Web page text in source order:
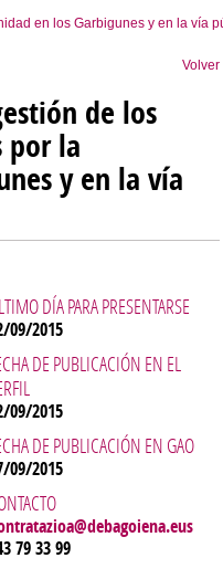
en los Garbigunes y en la vía
Volver
de los
por la
y en la vía
DÍA PARA PRESENTARSE
09/2015
DE PUBLICACIÓN EN EL
09/2015
DE PUBLICACIÓN EN GAO
09/2015
79 33 99